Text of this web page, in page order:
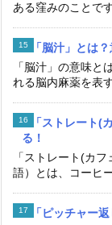
ある窪みのことで
「脳汁」とは
「脳汁」の意味と
れる脳内麻薬を表
「ストレート(
る！
「ストレート(カ
語）とは、コーヒ
「ピッチャー